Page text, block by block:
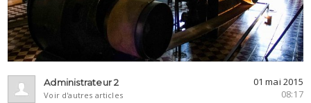
Administrateur 2
Voir d'autres articles
01 mai 2015
08:17